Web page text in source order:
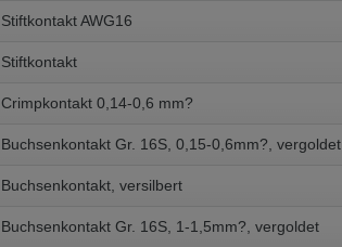
Stiftkontakt AWG16
Stiftkontakt
Crimpkontakt 0,14-0,6 mm?
Buchsenkontakt Gr. 16S, 0,15-0,6mm?, vergoldet
Buchsenkontakt, versilbert
Buchsenkontakt Gr. 16S, 1-1,5mm?, vergoldet